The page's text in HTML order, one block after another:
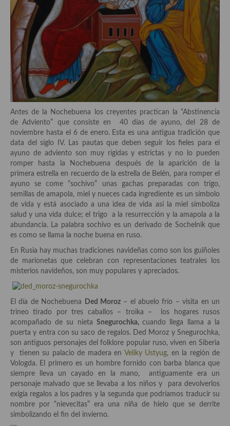
Ensaladas
Entrantes
Gazpachos, salmorejos, sopas y cremas frías
Quínoa
Pasta
Arroces Y fideuás
Legumbres y cereales
Cuscús
Huevos
Masas elaboradas con harina, pizzas, quiches y demás
Plato principal
Aves
Carne
Postres y dulces
Postres con frutas
Quesos, recetas
Salazones y encurtidos
Recetas Especiales
Recetas de Cuaresma
Antes de la Nochebuena los creyentes practican la “Abstinencia
de Adviento” que consiste en 40 días de ayuno, del 28 de
noviembre hasta el 6 de enero. Esta es una antigua tradición que
data del siglo IV. Las pautas que deben seguir los fieles para el
ayuno de adviento son muy rígidas y estrictas y no lo pueden
romper hasta la Nochebuena después de la aparición de la
primera estrella en recuerdo de la estrella de Belén, para romper el
ayuno se come “sochivo” unas gachas preparadas con trigo,
semillas de amapola, miel y nueces cada ingrediente es un símbolo
de vida y está asociado a una idea de vida así la miel simboliza
salud y una vida dulce; el trigo a la resurrección y la amapola a la
abundancia. La palabra sochivo es un derivado de Sochelnik que
es como se llama la noche buena en ruso.
En Rusia hay muchas tradiciones navideñas como son los guiñoles
de marionetas que celebran con representaciones teatrales los
misterios navideños, son muy populares y apreciados.
El día de Nochebuena Ded Moroz– el abuelo frío – visita en un
trineo tirado por tres caballos – troika – los hogares rusos
acompañado de su nieta Snegurochka,cuando llega llama a la
puerta y entra con su saco de regalos. Ded Moroz y Snegurochka,
son antiguos personajes del folklore popular ruso, viven en Siberia
y tienen su palacio de madera en Veliky Ustyug, en la región de
Vologda. El primero es un hombre fornido con barba blanca que
siempre lleva un cayado en la mano, antiguamente era un
personaje malvado que se llevaba a los niños y para devolverlos
exigía regalos a los padres y la segunda que podríamos traducir su
nombre por “nievecitas” era una niña de hielo que se derrite
simbolizando el fin del invierno.